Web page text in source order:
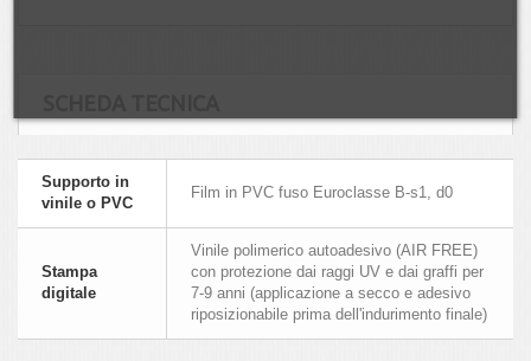
Supporto in
vinile o PVC
Film in PVC fuso Euroclasse B-s1, d0
Stampa
digitale
Vinile polimerico autoadesivo (AIR FREE)
con protezione dai raggi UV e dai graffi per
7-9 anni (applicazione a secco e adesivo
riposizionabile prima dell'indurimento finale)